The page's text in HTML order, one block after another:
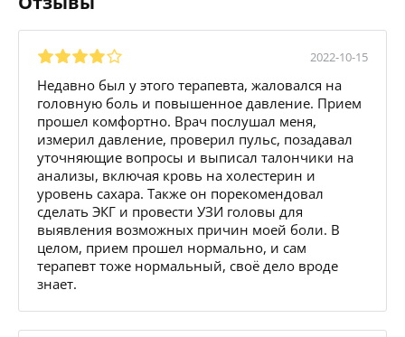
2022-10-15
Недавно был у этого терапевта, жаловался на
головную боль и повышенное давление. Прием
прошел комфортно. Врач послушал меня,
измерил давление, проверил пульс, позадавал
уточняющие вопросы и выписал талончики на
анализы, включая кровь на холестерин и
уровень сахара. Также он порекомендовал
сделать ЭКГ и провести УЗИ головы для
выявления возможных причин моей боли. В
целом, прием прошел нормально, и сам
терапевт тоже нормальный, своё дело вроде
знает.